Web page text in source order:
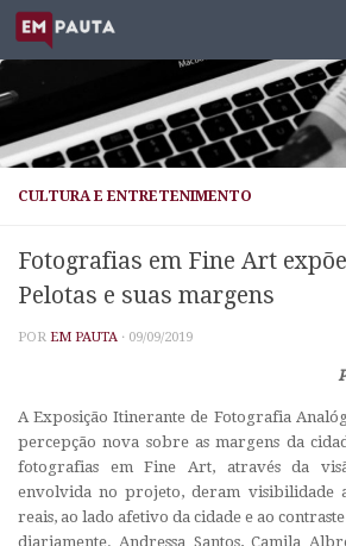
Skip to content
CULTURA E ENTRETENIMENTO
Fotografias em Fine Art
Pelotas e suas margens
POR EM PAUTA · 09/09/2019
A Exposição Itinerante de Fotografia
percepção nova sobre as margens da
fotografias em Fine Art, através da
envolvida no projeto, deram visibilidade
reais, ao lado afetivo da cidade e ao
diariamente. Andressa Santos, Camila